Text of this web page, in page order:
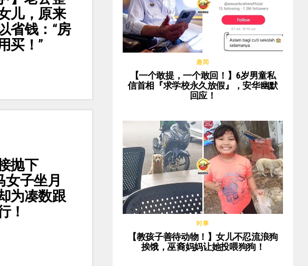
儿，原来
省钱：“房
买！”
抛下
子坐月
为凑数跟
！
趣闻
【一个敢提，一个敢回！】6岁男童私
信首相『求学校永久放假』，安华幽默
回应！
时事
【教孩子善待动物！】女儿不忍流浪狗
挨饿，巫裔妈妈让她投喂狗狗！